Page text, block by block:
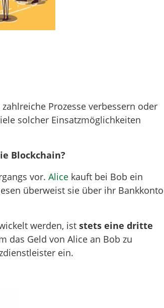
Prozesse verbessern oder
solcher Einsatzmöglichkeiten
Blockchain?
vor.Alice kauft bei Bob ein
überweist sie über ihr Bankkonto
werden, iststets eine dritte
das Geld von Alice an Bob zu
ein.